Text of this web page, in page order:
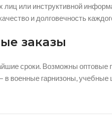
лиц или инструктивной
и долговечность
заказы
сроки. Возможны
в военные гарнизоны,